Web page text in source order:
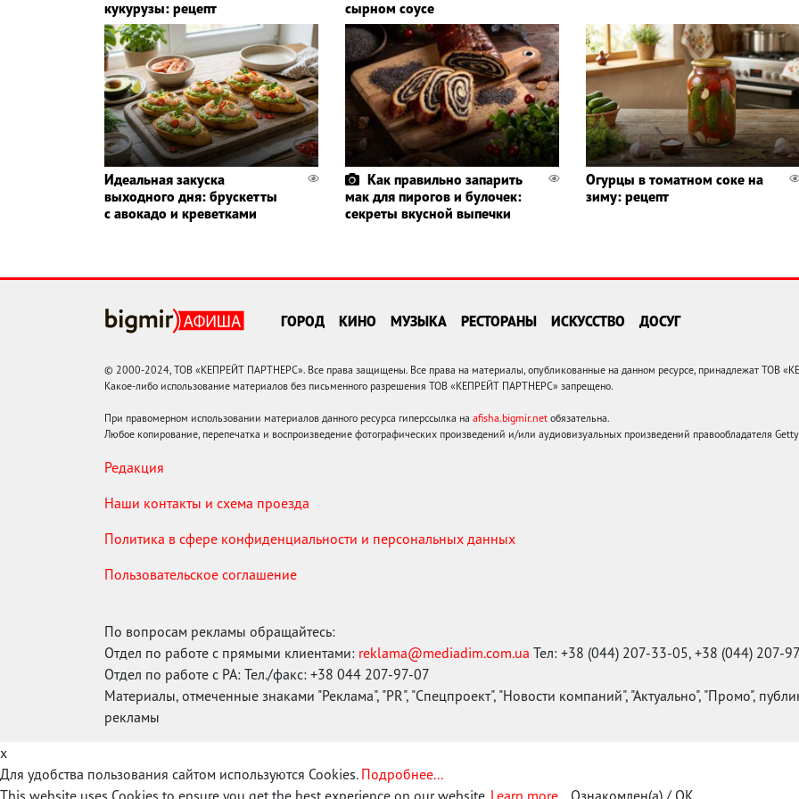
кукурузы: рецепт
сырном соусе
Идеальная закуска
выходного дня: брускетты
с авокадо и креветками
Как правильно запарить
мак для пирогов и булочек:
секреты вкусной выпечки
Огурцы в томатном соке на
зиму: рецепт
ГОРОД КИНО МУЗЫКА РЕСТОРАНЫ ИСКУССТВО ДОСУГ
© 2000-2024, ТОВ «КЕПРЕЙТ ПАРТНЕРС». Все права защищены. Все права на материалы, опубликованные на данном ресурсе, принадлежат ТОВ
Какое-либо использование материалов без письменного разрешения ТОВ «КЕПРЕЙТ ПАРТНЕРС» запрещено.
При правомерном использовании материалов данного ресурса гиперссылка на afisha.bigmir.net обязательна.
Любое копирование, перепечатка и воспроизведение фотографических произведений и/или аудиовизуальных произведений правообладателя Getty
Редакция
Наши контакты и схема проезда
Политика в сфере конфиденциальности и персональных данных
Пользовательское соглашение
По вопросам рекламы обращайтесь:
Отдел по работе с прямыми клиентами: reklama@mediadim.com.ua Тел: +38 (044) 207-33-05, +38 (044) 207-
Отдел по работе с РА: Тел./факс: +38 044 207-97-07
Материалы, отмеченные знаками "Реклама", "PR", "Спецпроект", "Новости компаний", "Актуально", "Промо",
рекламы
x
Для удобства пользования сайтом используются Cookies. Подробнее...
This website uses Cookies to ensure you get the best experience on our website. Learn more... Ознакомлен(а) / OK